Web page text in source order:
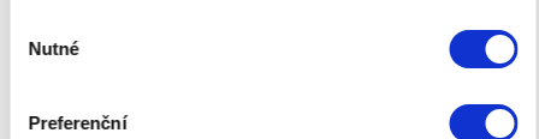
souhlasu
Nutné
Preferenční
patentovaný a zdravotnicky certifikovaný lékařský
přístroj pro světelnou terapii používaný v nemocnicích,